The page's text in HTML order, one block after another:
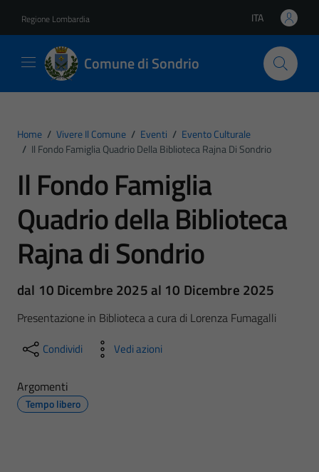
Regione Lombardia Lingua attiva:
ITA
Comune di Sondrio
Home / Vivere Il Comune / Eventi / Evento Culturale
/ Il Fondo Famiglia Quadrio Della Biblioteca Rajna Di Sondrio
Il Fondo Famiglia
Quadrio della Biblioteca
Rajna di Sondrio
dal 10 Dicembre 2025 al 10 Dicembre 2025
Presentazione in Biblioteca a cura di Lorenza Fumagalli
Condividi Vedi azioni
Argomenti
Tempo libero